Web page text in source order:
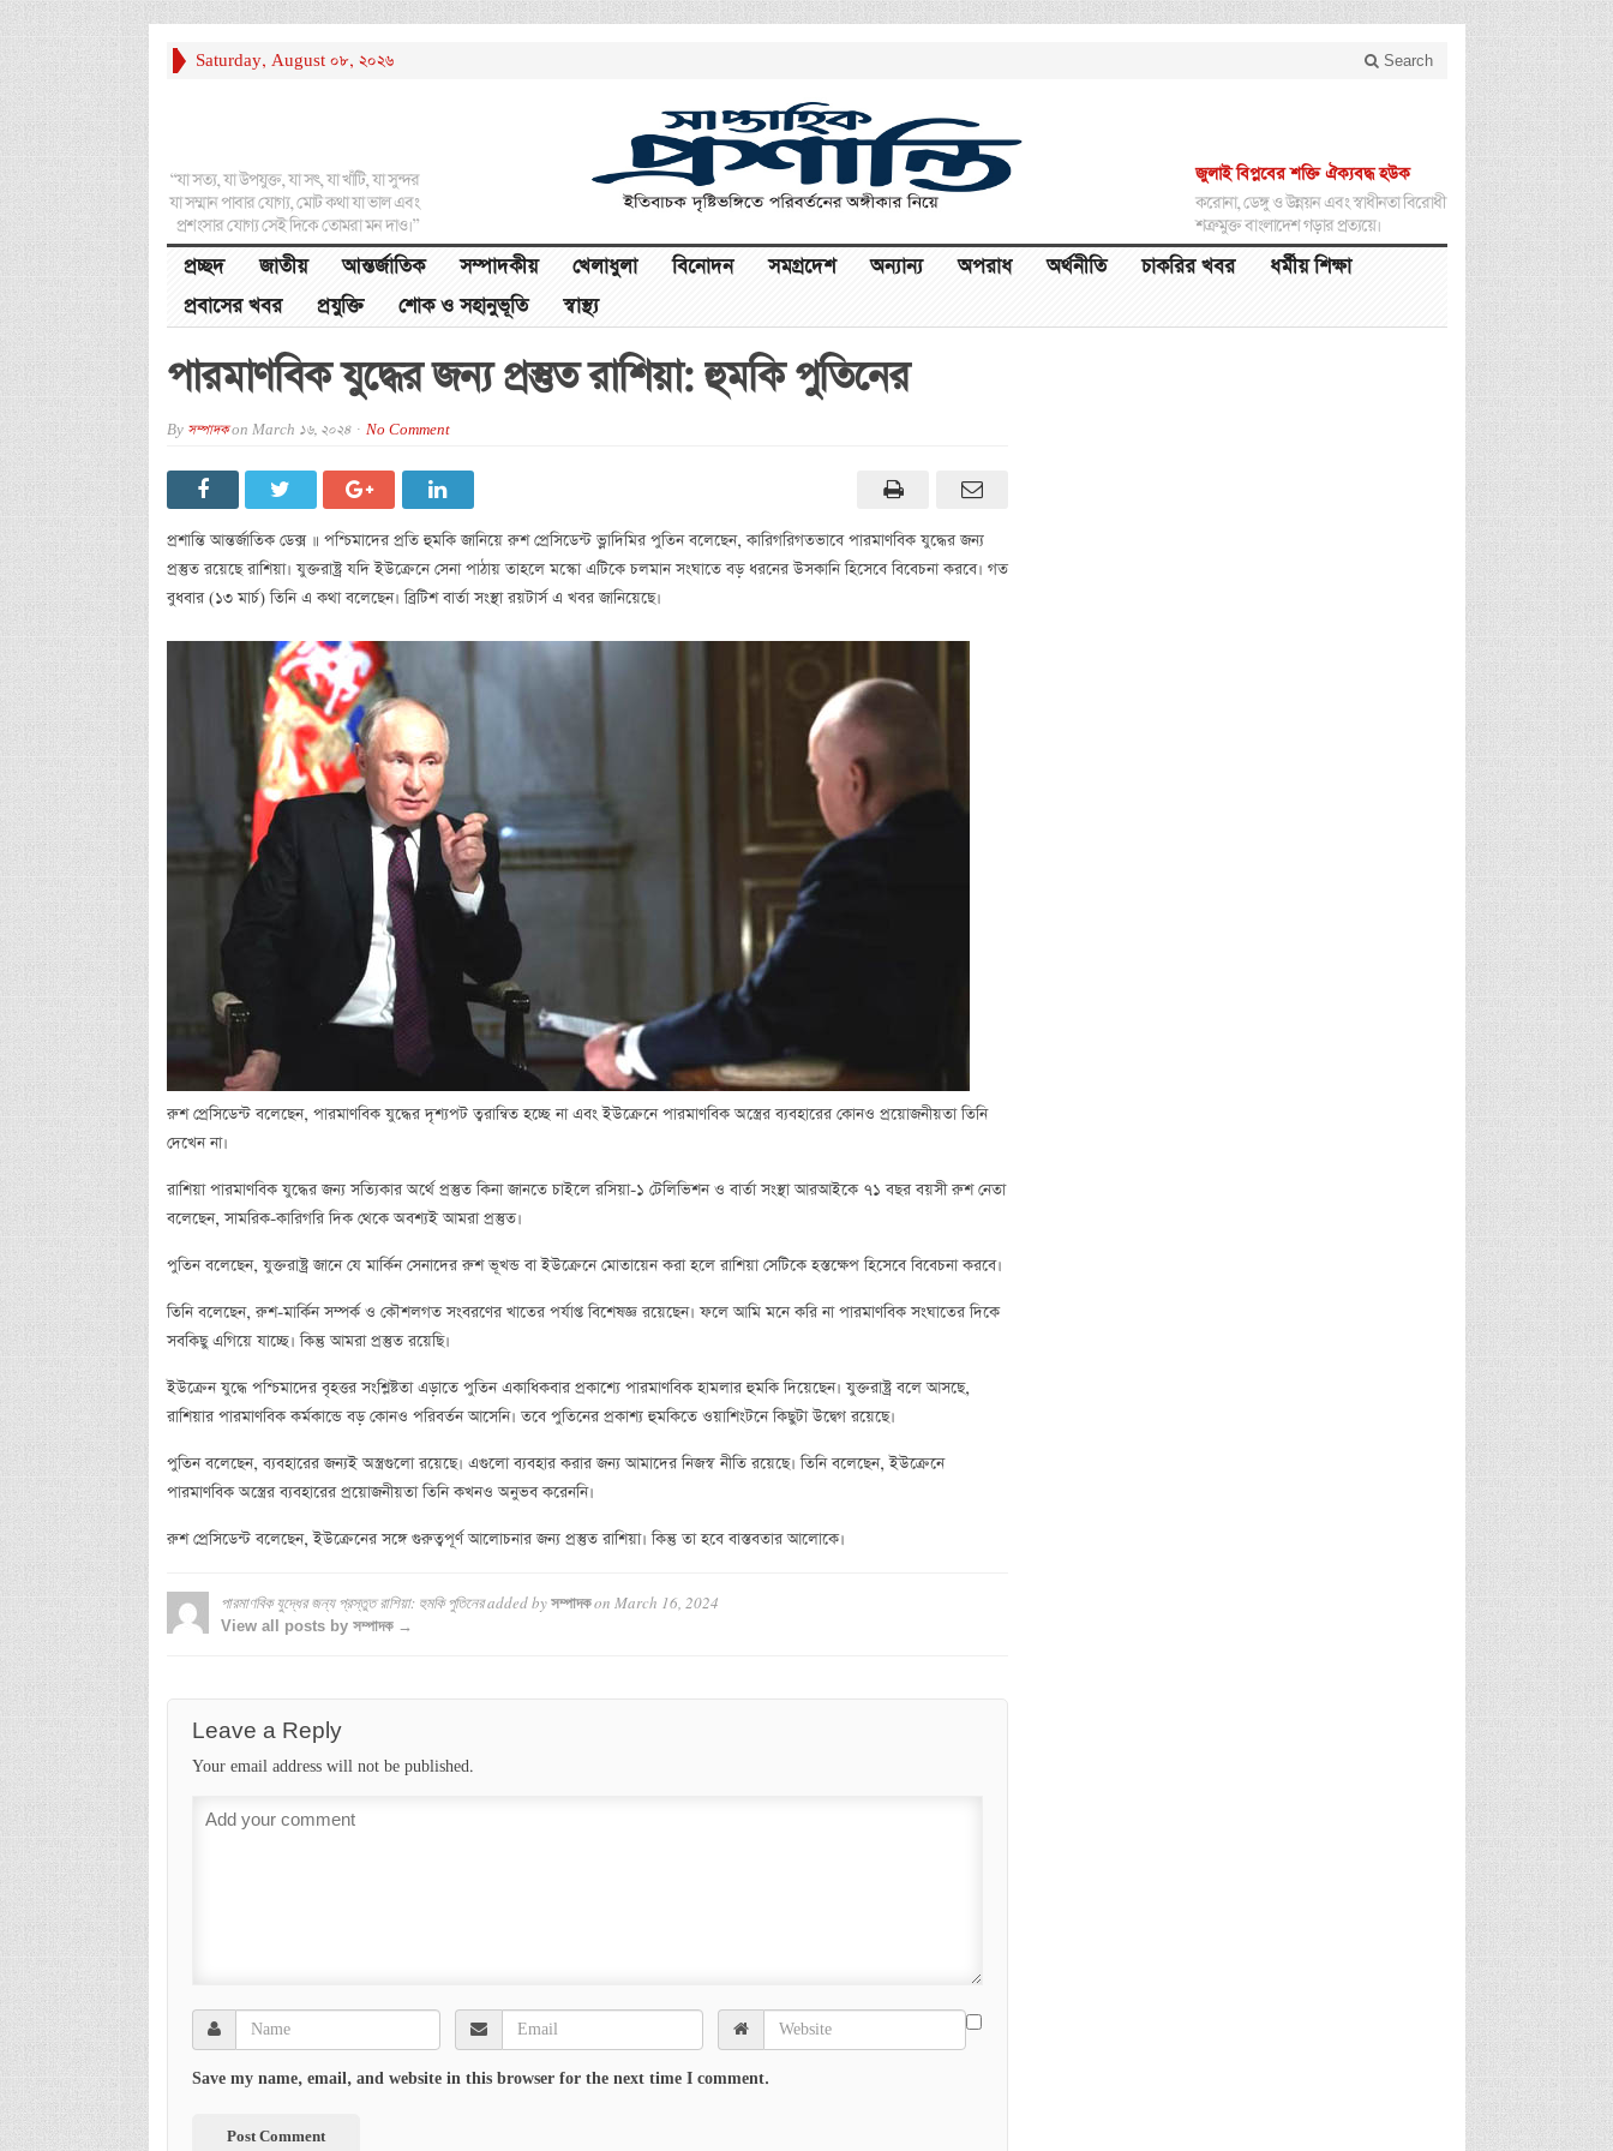
Saturday, August 08, 2026 Search
“যা সত্য, যা উপযুক্ত, যা সৎ, যা খাঁটি, যা সুন্দর
যা সম্মান পাবার যোগ্য, মোট কথা যা ভাল এবং
প্রশংসার যোগ্য সেই দিকে তোমরা মন দাও।”
জুলাই বিপ্লবের শক্তি ঐক্যবদ্ধ হউক
করোনা, ডেঙ্গু ও উন্নয়ন এবং স্বাধীনতা বিরোধী
শত্রুমুক্ত বাংলাদেশ গড়ার প্রত্যয়ে।
প্রচ্ছদ জাতীয় আন্তর্জাতিক সম্পাদকীয় খেলাধুলা বিনোদন সমগ্রদেশ অন্যান্য অপরাধ অর্থনীতি চাকরির খবর
ধর্মীয় শিক্ষা
প্রবাসের খবর
প্রযুক্তি শোক ও সহানুভূতি স্বাস্থ্য
পারমাণবিক যুদ্ধের জন্য প্রস্তুত রাশিয়া: হুমকি পুতিনের
By সম্পাদকon March 16, 2024 No Comment
প্রশান্তি আন্তর্জাতিক ডেক্স ॥ পশ্চিমাদের প্রতি হুমকি জানিয়ে রুশ প্রেসিডেন্ট ভ্লাদিমির পুতিন বলেছেন, কারিগরিগতভাবে পারমাণবিক যুদ্ধের জন্য
প্রস্তুত রয়েছে রাশিয়া। যুক্তরাষ্ট্র যদি ইউক্রেনে সেনা পাঠায় তাহলে মস্কো এটিকে চলমান সংঘাতে বড় ধরনের উসকানি হিসেবে বিবেচনা করবে। গত
বুধবার (১৩ মার্চ) তিনি এ কথা বলেছেন। ব্রিটিশ বার্তা সংস্থা রয়টার্স এ খবর জানিয়েছে।
রুশ প্রেসিডেন্ট বলেছেন, পারমাণবিক যুদ্ধের দৃশ্যপট ত্বরান্বিত হচ্ছে না এবং ইউক্রেনে পারমাণবিক অস্ত্রের ব্যবহারের কোনও প্রয়োজনীয়তা তিনি
দেখেন না।
রাশিয়া পারমাণবিক যুদ্ধের জন্য সত্যিকার অর্থে প্রস্তুত কিনা জানতে চাইলে রসিয়া-১ টেলিভিশন ও বার্তা সংস্থা আরআইকে ৭১ বছর বয়সী রুশ নেতা
বলেছেন, সামরিক-কারিগরি দিক থেকে অবশ্যই আমরা প্রস্তুত।
পুতিন বলেছেন, যুক্তরাষ্ট্র জানে যে মার্কিন সেনাদের রুশ ভূখন্ড বা ইউক্রেনে মোতায়েন করা হলে রাশিয়া সেটিকে হস্তক্ষেপ হিসেবে বিবেচনা করবে।
তিনি বলেছেন, রুশ-মার্কিন সম্পর্ক ও কৌশলগত সংবরণের খাতের পর্যাপ্ত বিশেষজ্ঞ রয়েছেন। ফলে আমি মনে করি না পারমাণবিক সংঘাতের দিকে
সবকিছু এগিয়ে যাচ্ছে। কিন্তু আমরা প্রস্তুত রয়েছি।
ইউক্রেন যুদ্ধে পশ্চিমাদের বৃহত্তর সংশ্লিষ্টতা এড়াতে পুতিন একাধিকবার প্রকাশ্যে পারমাণবিক হামলার হুমকি দিয়েছেন। যুক্তরাষ্ট্র বলে আসছে,
রাশিয়ার পারমাণবিক কর্মকান্ডে বড় কোনও পরিবর্তন আসেনি। তবে পুতিনের প্রকাশ্য হুমকিতে ওয়াশিংটনে কিছুটা উদ্বেগ রয়েছে।
পুতিন বলেছেন, ব্যবহারের জন্যই অস্ত্রগুলো রয়েছে। এগুলো ব্যবহার করার জন্য আমাদের নিজস্ব নীতি রয়েছে। তিনি বলেছেন, ইউক্রেনে
পারমাণবিক অস্ত্রের ব্যবহারের প্রয়োজনীয়তা তিনি কখনও অনুভব করেননি।
রুশ প্রেসিডেন্ট বলেছেন, ইউক্রেনের সঙ্গে গুরুত্বপূর্ণ আলোচনার জন্য প্রস্তুত রাশিয়া। কিন্তু তা হবে বাস্তবতার আলোকে।
পারমাণবিক যুদ্ধের জন্য প্রস্তুত রাশিয়া: হুমকি পুতিনেরadded by সম্পাদকon March 16, 2024
View all posts by সম্পাদক →
Leave a Reply
Your email address will not be published.
Save my name, email, and website in this browser for the next time I comment.